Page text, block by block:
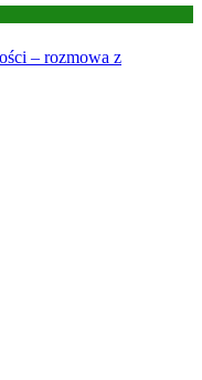
– rozmowa z